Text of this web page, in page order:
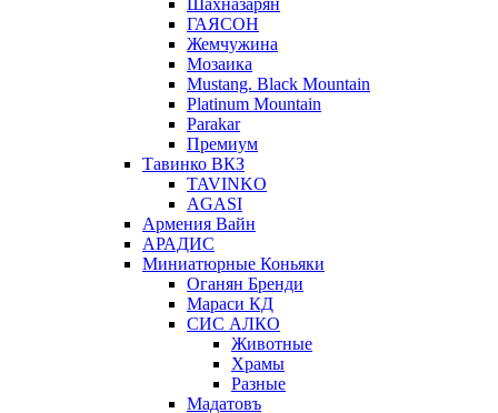
Шахназарян
ГАЯСОН
Жемчужина
Мозаика
Mustang. Black Mountain
Platinum Mountain
Parakar
Премиум
Тавинко ВКЗ
TAVINKO
AGASI
Армения Вайн
АРАДИС
Миниатюрные Коньяки
Оганян Бренди
Мараси КД
СИС АЛКО
Животные
Храмы
Разные
Мадатовъ